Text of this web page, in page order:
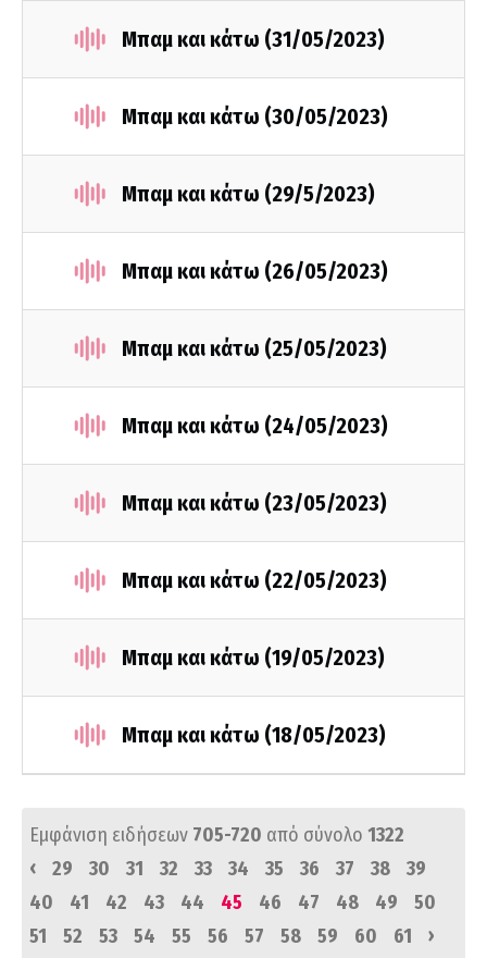
Μπαμ και κάτω (31/05/2023)
Μπαμ και κάτω (30/05/2023)
Μπαμ και κάτω (29/5/2023)
Μπαμ και κάτω (26/05/2023)
Μπαμ και κάτω (25/05/2023)
Μπαμ και κάτω (24/05/2023)
Μπαμ και κάτω (23/05/2023)
Μπαμ και κάτω (22/05/2023)
Μπαμ και κάτω (19/05/2023)
Μπαμ και κάτω (18/05/2023)
Εμφάνιση ειδήσεων 705-720 από σύνολο 1322
‹
29 30 31 32 33 34 35 36 37 38
39
40
41 42 43 44 45 46 47 48 49
50
51
52 53 54 55 56 57 58 59 60 61 ›